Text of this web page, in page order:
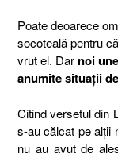
Poate deoarece
socoteală pentru
vrut el. Dar noi
anumite situații
Citind versetul din
s-au călcat pe alții
nu au avut de